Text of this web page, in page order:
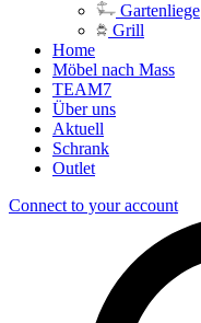
Gartenliege
Grill
Home
Möbel nach Mass
TEAM7
Über uns
Aktuell
Schrank
Outlet
Connect to your account